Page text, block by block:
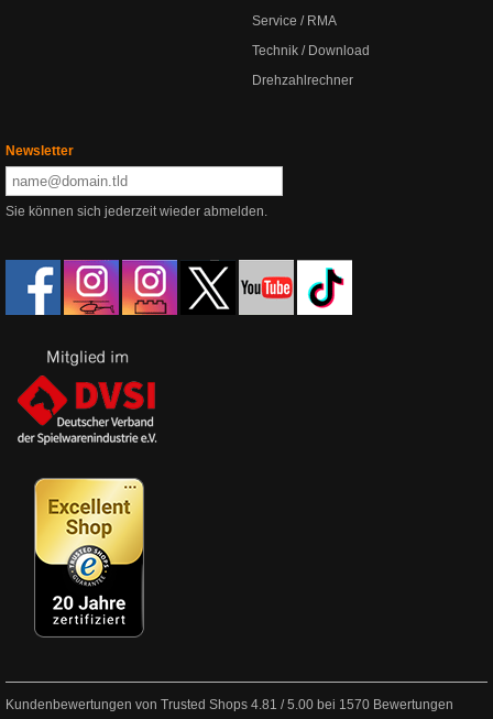
Service / RMA
Technik / Download
Drehzahlrechner
Newsletter
Sie können sich jederzeit wieder abmelden.
Kundenbewertungen von Trusted Shops 4.81 /5.00 bei 1570 Bewertungen